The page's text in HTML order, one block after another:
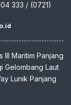
333 / (0721)
III Maritim Panjang
Gelombang Laut
Lunik Panjang